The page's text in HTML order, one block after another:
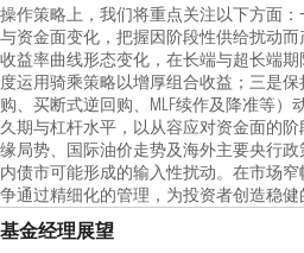
操作策略上，我们将重点关注以下方面
与资金面变化，把握因阶段性供给扰动
收益率曲线形态变化，在长端与超长端
度运用骑乘策略以增厚组合收益；三是
购、买断式逆回购、MLF续作及降准等）
久期与杠杆水平，以从容应对资金面的
缘局势、国际油价走势及海外主要央行
内债市可能形成的输入性扰动。在市场
争通过精细化的管理，为投资者创造稳健
基金经理展望